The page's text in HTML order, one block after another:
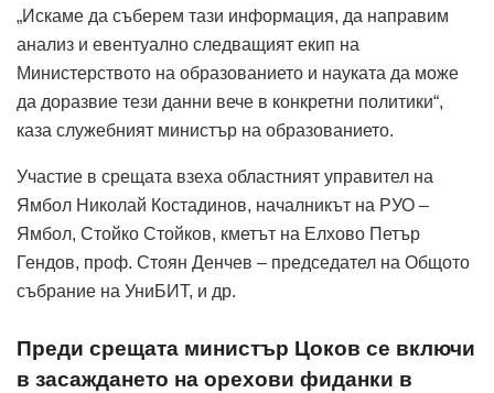
„Искаме да съберем тази информация, да направим
анализ и евентуално следващият екип на
Министерството на образованието и науката да може
да доразвие тези данни вече в конкретни политики“,
каза служебният министър на образованието.
Участие в срещата взеха областният управител на
Ямбол Николай Костадинов, началникът на РУО –
Ямбол, Стойко Стойков, кметът на Елхово Петър
Гендов, проф. Стоян Денчев – председател на Общото
събрание на УниБИТ, и др.
Преди срещата министър Цоков се включи
в засаждането на орехови фиданки в